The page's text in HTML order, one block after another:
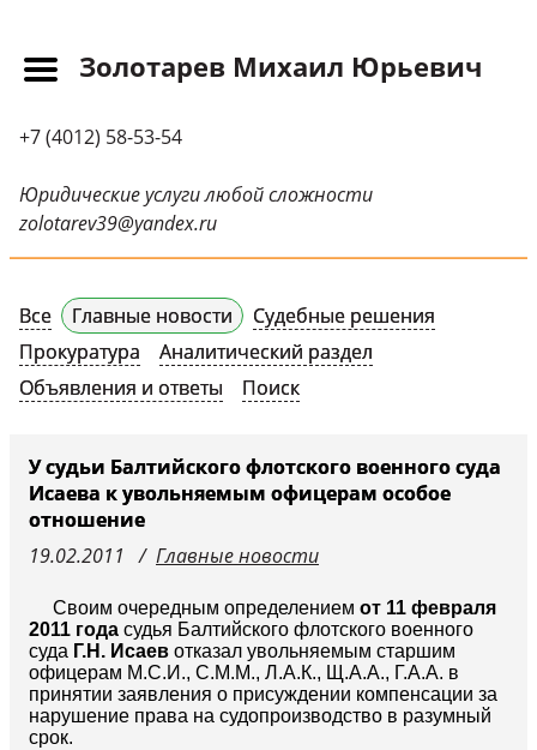
Прайс-лист
Новости
Обращения
Научные публикации
Контактная
Судебные решения
СМИ о нас
Золотарев Михаил Юрьевич
+7 (4012) 58-53-54
Юридические услуги любой сложности
zolotarev39@yandex.ru
Все Главные новости
Судебные решения
Прокуратура
Аналитический раздел
Объявления и ответы
Поиск
У судьи Балтийского флотского военного суда
Исаева к увольняемым офицерам особое
отношение
19.02.2011
Главные новости
Своим очередным определением от 11 февраля
2011 года судья Балтийского флотского военного
суда Г.Н. Исаев отказал увольняемым старшим
офицерам М.С.И., С.М.М., Л.А.К., Щ.А.А., Г.А.А. в
принятии заявления о присуждении компенсации за
нарушение права на судопроизводство в разумный
срок.